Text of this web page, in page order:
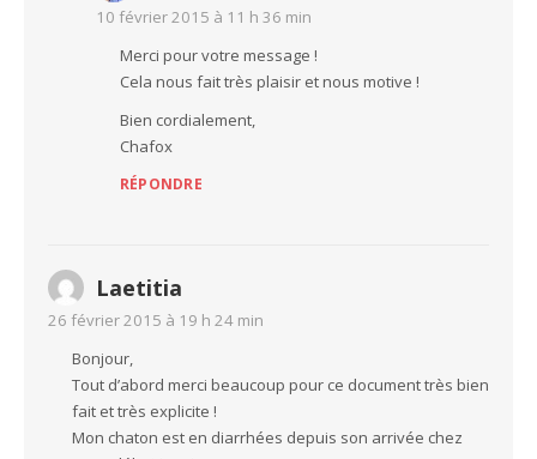
10 février 2015 à 11 h 36 min
Merci pour votre message !
Cela nous fait très plaisir et nous motive !
Bien cordialement,
Chafox
RÉPONDRE
Laetitia
26 février 2015 à 19 h 24 min
Bonjour,
Tout d’abord merci beaucoup pour ce document très bien
fait et très explicite !
Mon chaton est en diarrhées depuis son arrivée chez